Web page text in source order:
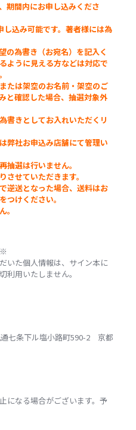
期間内にお申し込みくださ
し込み可能です。著者様には為
の為書き（お宛名）を記入く
ように見える方などは対応で
たは架空のお名前・架空のご
と確認した場合、抽選対象外
書きとしてお入れいただくリ
弊社お申込み店舗にて管理い
抽選は行いません。
させていただきます。
逆送となった場合、 送料はお
つけください。
。
いた個人情報は、サイン本に
利用いたしません。
七条下ル塩小路町590-2 京都
になる場合がございます。予